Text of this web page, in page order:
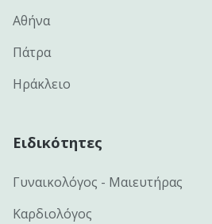
Αθήνα
Πάτρα
Ηράκλειο
Ειδικότητες
Γυναικολόγος - Μαιευτήρας
Καρδιολόγος